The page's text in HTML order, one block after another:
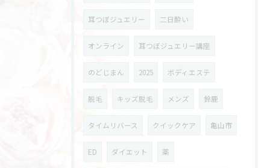
耳つぼジュエリー 二日酔い
オンライン 耳つぼジュエリー講座
のどじまん 2025 ボディエステ
脱毛 キッズ脱毛 メンズ 鈴鹿
タイムリバース クイックケア 亀山市
ED ダイエット 薬